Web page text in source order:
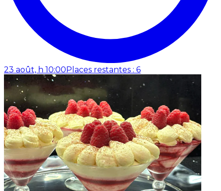
23 août, h 10:00 Places restantes : 6